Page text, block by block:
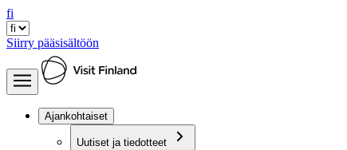
fi
Siirry pääsisältöön
Ajankohtaiset
Uutiset ja tiedotteet